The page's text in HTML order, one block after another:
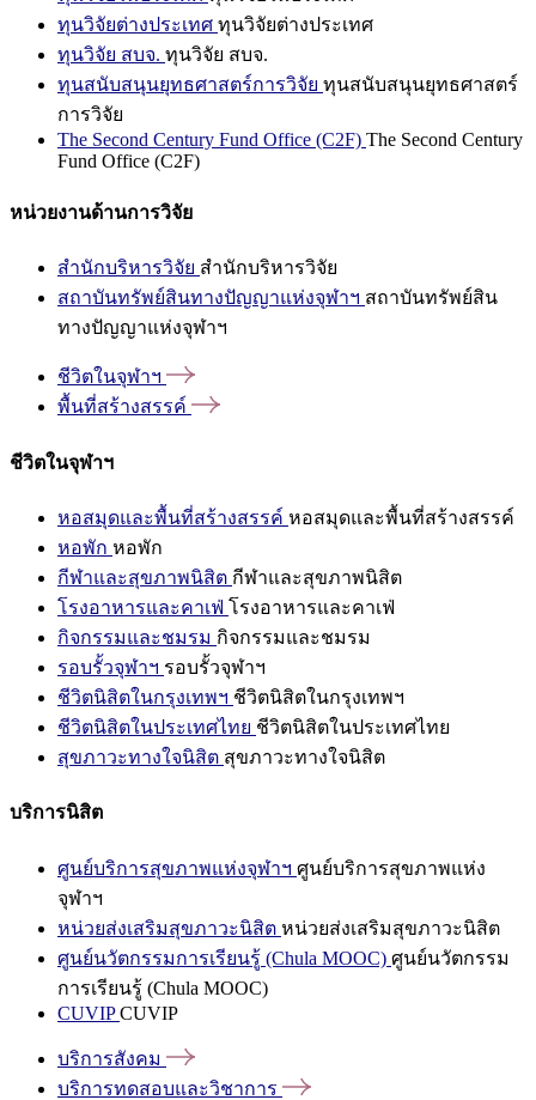
ทุนวิจัยต่างประเทศ ทุนวิจัยต่างประเทศ
ทุนวิจัย สบจ. ทุนวิจัย สบจ.
ทุนสนับสนุนยุทธศาสตร์การวิจัย ทุนสนับสนุนยุทธศาสตร์
การวิจัย
The Second Century Fund Office (C2F) The Second Century
Fund Office (C2F)
หน่วยงานด้านการวิจัย
สำนักบริหารวิจัย สำนักบริหารวิจัย
สถาบันทรัพย์สินทางปัญญาแห่งจุฬาฯ สถาบันทรัพย์สิน
ทางปัญญาแห่งจุฬาฯ
ชีวิตในจุฬาฯ
พื้นที่สร้างสรรค์
ชีวิตในจุฬาฯ
หอสมุดและพื้นที่สร้างสรรค์ หอสมุดและพื้นที่สร้างสรรค์
หอพัก หอพัก
กีฬาและสุขภาพนิสิต กีฬาและสุขภาพนิสิต
โรงอาหารและคาเฟ่ โรงอาหารและคาเฟ่
กิจกรรมและชมรม กิจกรรมและชมรม
รอบรั้วจุฬาฯ รอบรั้วจุฬาฯ
ชีวิตนิสิตในกรุงเทพฯ ชีวิตนิสิตในกรุงเทพฯ
ชีวิตนิสิตในประเทศไทย ชีวิตนิสิตในประเทศไทย
สุขภาวะทางใจนิสิต สุขภาวะทางใจนิสิต
บริการนิสิต
ศูนย์บริการสุขภาพแห่งจุฬาฯ ศูนย์บริการสุขภาพแห่ง
จุฬาฯ
หน่วยส่งเสริมสุขภาวะนิสิต หน่วยส่งเสริมสุขภาวะนิสิต
ศูนย์นวัตกรรมการเรียนรู้ (Chula MOOC) ศูนย์นวัตกรรม
การเรียนรู้ (Chula MOOC)
CUVIPCUVIP
บริการสังคม
บริการทดสอบและวิชาการ